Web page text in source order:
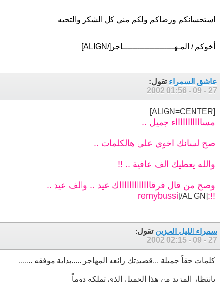
استحسانكم ورضاكم ولكم مني كل الشكر والتحيه
أخوكم / المـهـــــــــــــــــــــاجر[/ALIGN]
عاشق السمراء تقول:
27 - 09 - 2002
01:56
[ALIGN=CENTER]
مساااااااااااء جميل ..
صح لسانك اخوي على هالكلمات ..
والله يعطيك الف عافية .. !!
وصح من قال فرقاااااااااااااك عيد .. والف عيد ..
!!:remybussi
[/ALIGN]
سمراء الليل الحزين تقول:
27 - 09 - 2002
02:15
كلمات حقاً جميلة ...قصيدتك رائعه المهاجر .....بداية موفقه .......
بإنتظار المزيد من هذا الجميل الذي تملكه دوماً